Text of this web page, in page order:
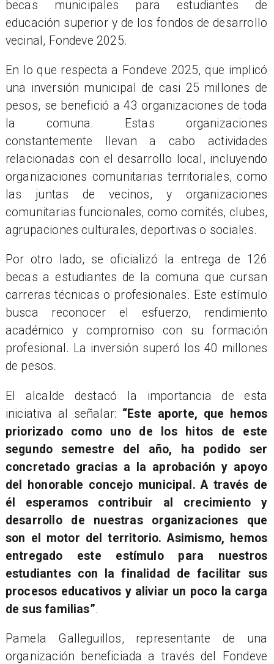
becas municipales para estudiantes de
educación superior y de los fondos de desarrollo
vecinal, Fondeve 2025.
En lo que respecta a Fondeve 2025, que implicó
una inversión municipal de casi 25 millones de
pesos, se benefició a 43 organizaciones de toda
la comuna. Estas organizaciones
constantemente llevan a cabo actividades
relacionadas con el desarrollo local, incluyendo
organizaciones comunitarias territoriales, como
las juntas de vecinos, y organizaciones
comunitarias funcionales, como comités, clubes,
agrupaciones culturales, deportivas o sociales.
Por otro lado, se oficializó la entrega de 126
becas a estudiantes de la comuna que cursan
carreras técnicas o profesionales. Este estímulo
busca reconocer el esfuerzo, rendimiento
académico y compromiso con su formación
profesional. La inversión superó los 40 millones
de pesos.
El alcalde destacó la importancia de esta
iniciativa al señalar: “Este aporte, que hemos
priorizado como uno de los hitos de este
segundo semestre del año, ha podido ser
concretado gracias a la aprobación y apoyo
del honorable concejo municipal. A través de
él esperamos contribuir al crecimiento y
desarrollo de nuestras organizaciones que
son el motor del territorio. Asimismo, hemos
entregado este estímulo para nuestros
estudiantes con la finalidad de facilitar sus
procesos educativos y aliviar un poco la carga
de sus familias”.
Pamela Galleguillos, representante de una
organización beneficiada a través del Fondeve